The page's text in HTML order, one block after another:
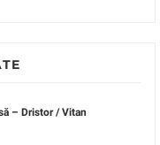
– Dristor / Vitan